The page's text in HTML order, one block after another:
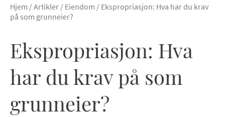
Hjem /Artikler / Eiendom / Ekspropriasjon: Hva har du krav
på som grunneier?
Ekspropriasjon: Hva
har du krav på som
grunneier?